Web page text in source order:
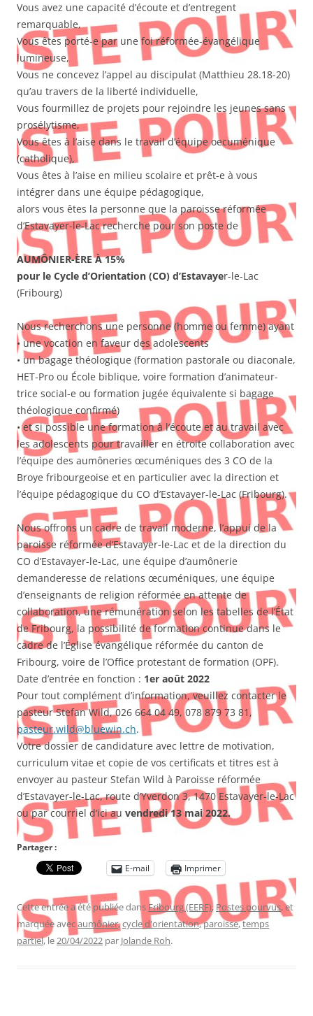
Vous avez une capacité d’écoute et d’entregent
remarquable,
Vous êtes porté-e par une foi réformée-évangélique
lumineuse,
Vous ne concevez l’appel au discipulat (Matthieu 28.18-20)
qu’au travers de la liberté individuelle,
Vous fourmillez de projets pour rejoindre les jeunes sans
prosélytisme,
Vous êtes à l’aise dans le travail d’équipe oecuménique
(catholique),
Vous êtes à l’aise en milieu scolaire et prêt-e à vous
intégrer dans une équipe pédagogique,
alors vous êtes la personne que la paroisse réformée
d’Estavayer-le-Lac recherche pour son poste de
AUMÔNIER-ÈRE À 15%
pour le Cycle d’Orientation (CO) d’Estavayer-le-Lac
(Fribourg)
Nous recherchons une personne (homme ou femme) ayant
• une vocation en faveur des adolescents
• un bagage théologique (formation pastorale ou diaconale,
HET-Pro ou École biblique, voire formation d’animateur-
trice social-e ou formation jugée équivalente si bagage
théologique confirmé)
• et si possible une formation à l’écoute et au travail avec
les adolescents pour travailler en étroite collaboration avec
l’équipe des aumôneries œcuméniques des 3 CO de la
Broye fribourgeoise et en particulier avec la direction et
l’équipe pédagogique du CO d’Estavayer-le-Lac (Fribourg).
Nous offrons un cadre de travail moderne, l’appui de la
paroisse réformée d’Estavayer-le-Lac et de la direction du
CO d’Estavayer-le-Lac, une équipe d’aumônerie
demanderesse de relations œcuméniques, une équipe
d’enseignants de religion réformée en attente de
collaboration, une rémunération selon les tabelles de l’État
de Fribourg, la possibilité de formation continue dans le
cadre de l’Église évangélique réformée du canton de
Fribourg, voire de l’Office protestant de formation (OPF).
Date d’entrée en fonction : 1er août 2022
Pour tout complément d’information, veuillez contacter le
pasteur Stefan Wild, 026 664 04 49, 078 879 73 81,
pasteur.wild@bluewin.ch.
Votre dossier de candidature avec lettre de motivation,
curriculum vitae et copie de vos certificats et titres est à
envoyer au pasteur Stefan Wild à Paroisse réformée
d’Estavayer-le-Lac, route d’Yverdon 3, 1470 Estavayer-le-Lac
ou par courriel d’ici au vendredi 13 mai 2022.
Partager :
E-mail
Imprimer
Cette entrée a été publiée dans Fribourg (EERF), Postes pourvus, et
marquée avecaumônier,cycle d'orientation,paroisse,temps
partiel, le20/04/2022 par Jolande Roh.